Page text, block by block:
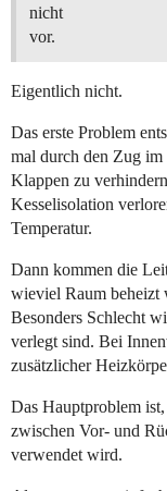
nicht
vor.
Eigentlich nicht.
Das erste Problem
mal durch den Zug
Klappen zu
Kesselisolation
Temperatur.
Dann kommen die
wieviel Raum beheizt
Besonders Schlecht
verlegt sind. Bei
zusätzlicher
Das Hauptproblem
zwischen Vor- und
verwendet wird.